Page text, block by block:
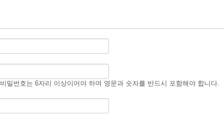
비밀번호는 6자리 이상이어야 하며 영문과 숫자를 반드시 포함해야 합니다.